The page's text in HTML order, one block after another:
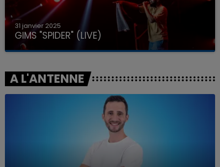
31 janvier 2025
GIMS "SPIDER" (LIVE)
A L'ANTENNE